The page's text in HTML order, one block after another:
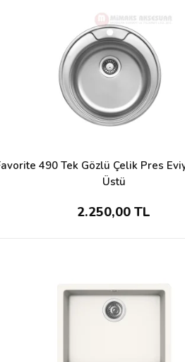
490 Tek Gözlü Çelik Pres
Üstü
2.250,00 TL